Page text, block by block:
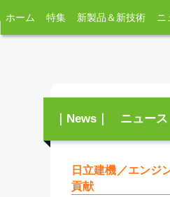
ホーム 特集 新製品＆新技術 ニ
｜News｜ ニュース
日立建機／エンジ
貢献